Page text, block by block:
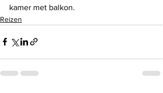
kamer met balkon.
Reizen